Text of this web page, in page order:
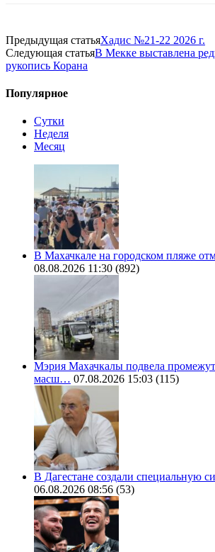
Предыдущая статьяХадис №21-22 2026 г.
Следующая статьяВ Мекке выставлена
рукопись Корана
Популярное
Сутки
Неделя
Месяц
В Махачкале на городском пляже
08.08.2026 11:30 (892)
Мэрия Махачкалы подвела
масш… 07.08.2026 15:03 (115)
В Дагестане создали специальную
06.08.2026 08:56 (53)